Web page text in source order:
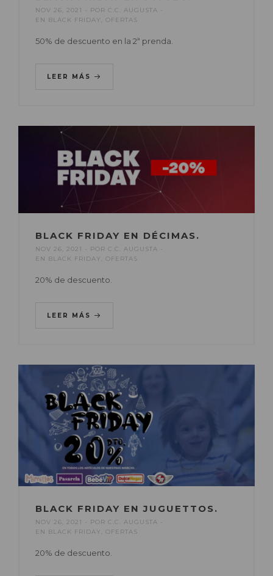
NOV 26, 2021 POR C.C. AUGUSTA
EN BLACK FRIDAY OFERTAS
50% de descuento en la 2ª prenda.
LEER MÁS
BLACK FRIDAY EN DÉCIMAS.
NOV 26, 2021 POR C.C. AUGUSTA
EN BLACK FRIDAY OFERTAS
20% de descuento.
LEER MÁS
BLACK FRIDAY EN JUGUETTOS.
NOV 26, 2021 POR C.C. AUGUSTA
EN BLACK FRIDAY OFERTAS
20% de descuento.